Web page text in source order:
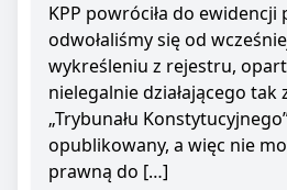
KPP powróciła do ewidencji
odwołaliśmy się od
wykreśleniu z rejestru,
nielegalnie działającego tak
„Trybunału
opublikowany, a więc nie
prawną do […]